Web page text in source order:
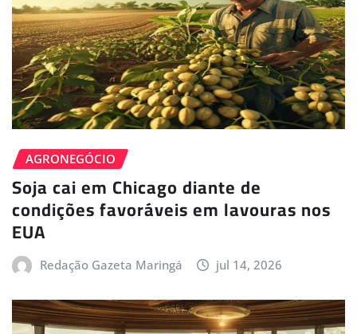
AGRONEGÓCIO
Soja cai em Chicago diante de
condições favoráveis em lavouras nos
EUA
Redação Gazeta Maringá jul 14, 2026